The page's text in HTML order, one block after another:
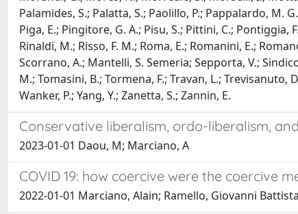
Palamides, S.; Palatta, S.; Paolillo, P.; Pappalardo, M.
Piga, E.; Pingitore, G. A.; Pisu, S.; Pittini, C.;
Rinaldi, M.; Risso, F. M.; Roma, E.; Romanini, E.;
Scorrano, A.; Mantelli, S. Semeria; Sepporta, V.;
M.; Tomasini, B.; Tormena, F.; Travan, L.; Trevisanuto,
Wanker, P.; Yang, Y.; Zanetta, S.; Zannin, E.
Conservative liberalism, ordo-liberalism,
2023-01-01 Daou, M; Marciano, A
COVID 19: how coercive were the coercive
2022-01-01 Marciano, Alain; Ramello, Giovanni Battista